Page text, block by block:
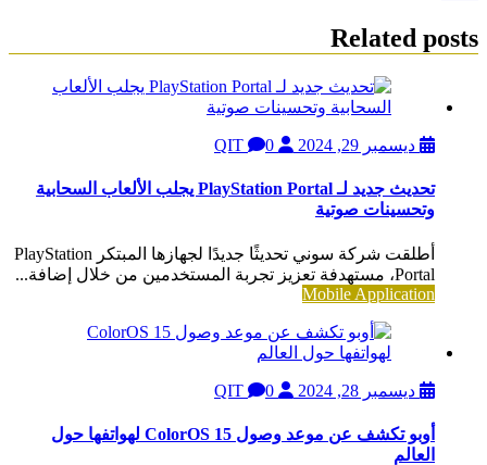
Related posts
ديسمبر 29, 2024 0
تحديث جديد لـ PlayStation Portal يجلب الألعاب السحابية
وتحسينات صوتية
أطلقت شركة سوني تحديثًا جديدًا لجهازها المبتكر PlayStation
Portal، مستهدفة تعزيز تجربة المستخدمين من خلال إضافة...
Mobile Application
ديسمبر 28, 2024 0
أوبو تكشف عن موعد وصول ColorOS 15 لهواتفها حول
العالم